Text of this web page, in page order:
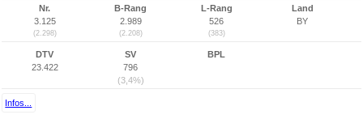
Nr.
3.125
(2.298)
B-Rang
2.989
(2.208)
L-Rang
526
(383)
Land
BY
DTV
23.422
SV
796
(3,4%)
BPL
Infos...